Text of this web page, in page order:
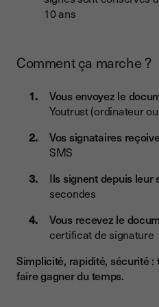
10 ans
Comment ça marche ?
Vous envoyez le
Youtrust (ordinateur
Vos signataires
SMS
Ils signent depuis leur
secondes
Vous recevez le
certificat de signature
Simplicité, rapidité, sécurité :
faire gagner du temps.